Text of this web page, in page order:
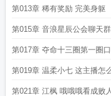
间好吧
第013章 稀有奖励 完美身躯
第015章 音浪星辰公会聊天群
第017章 夺命十三圈第一圈
术
第019章 温柔小七 这主播怎
这么帅
第021章 江枫 哦哦哦看成败